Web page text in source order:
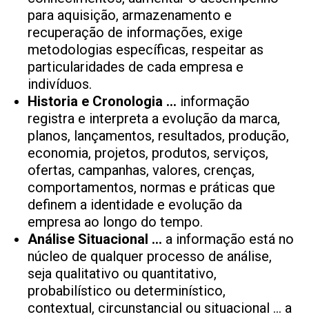
para aquisição, armazenamento e
recuperação de informações, exige
metodologias específicas, respeitar as
particularidades de cada empresa e
indivíduos.
Historia e Cronologia … informação
registra e interpreta a evolução da marca,
planos, lançamentos, resultados, produção,
economia, projetos, produtos, serviços,
ofertas, campanhas, valores, crenças,
comportamentos, normas e práticas que
definem a identidade e evolução da
empresa ao longo do tempo.
Análise Situacional … a informação está no
núcleo de qualquer processo de análise,
seja qualitativo ou quantitativo,
probabilístico ou determinístico,
contextual, circunstancial ou situacional … a